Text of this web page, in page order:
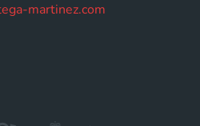
martinez.com